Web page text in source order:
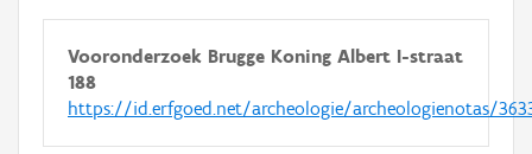
Vooronderzoek Brugge Koning Albert I-straat
188
https://id.erfgoed.net/archeologie/archeologienotas/